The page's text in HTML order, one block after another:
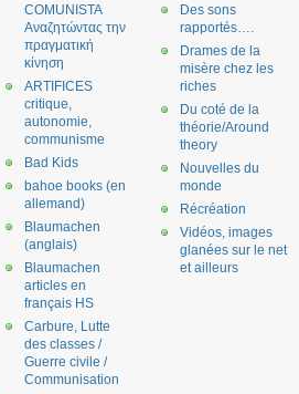
Des sons
rapportés….
Drames de la
misère chez les
riches
Du coté de la
théorie/Around
theory
Nouvelles du
monde
Récréation
Vidéos, images
glanées sur le net
et ailleurs
COMUNISTA
Αναζητώντας την
πραγματική
κίνηση
ARTIFICES
critique,
autonomie,
communisme
Bad Kids
bahoe books (en
allemand)
Blaumachen
(anglais)
Blaumachen
articles en
français HS
Carbure, Lutte
des classes /
Guerre civile /
Communisation